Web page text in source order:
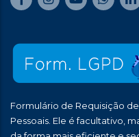
Formulário de Requisição
Pessoais. Ele é facultativo,